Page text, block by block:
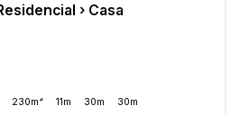
› Casa
230m² 11m 30m 30m